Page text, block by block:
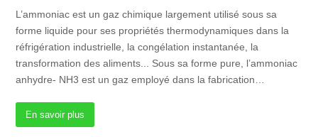
L’ammoniac est un gaz chimique largement utilisé sous sa
forme liquide pour ses propriétés thermodynamiques dans la
réfrigération industrielle, la congélation instantanée, la
transformation des aliments... Sous sa forme pure, l’ammoniac
anhydre- NH3 est un gaz employé dans la fabrication…
En savoir plus